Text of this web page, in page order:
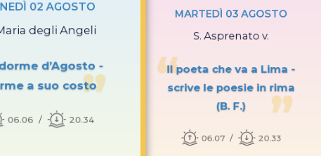
02 AGOSTO
degli Angeli
d’Agosto -
a suo costo
06.06 20.34
MARTEDÌ 03 AGOSTO
S. Asprenato v.
Il poeta che va a Lima -
scrive le poesie in rima
(B. F.)
06.07 20.33